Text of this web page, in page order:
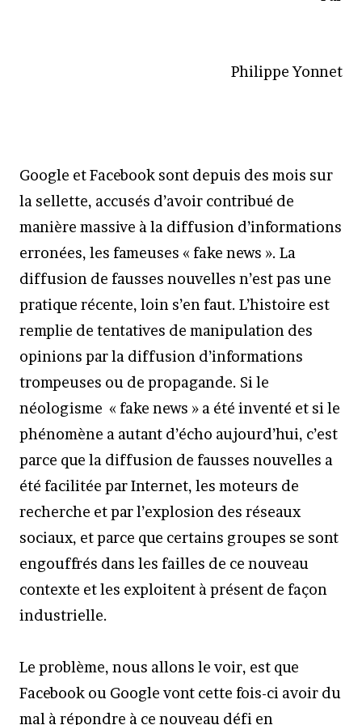
Philippe Yonnet
Google et Facebook sont depuis des mois sur
la sellette, accusés d’avoir contribué de
manière massive à la diffusion d’informations
erronées, les fameuses « fake news ». La
diffusion de fausses nouvelles n’est pas une
pratique récente, loin s’en faut. L’histoire est
remplie de tentatives de manipulation des
opinions par la diffusion d’informations
trompeuses ou de propagande. Si le
néologisme « fake news » a été inventé et si le
phénomène a autant d’écho aujourd’hui, c’est
parce que la diffusion de fausses nouvelles a
été facilitée par Internet, les moteurs de
recherche et par l’explosion des réseaux
sociaux, et parce que certains groupes se sont
engouffrés dans les failles de ce nouveau
contexte et les exploitent à présent de façon
industrielle.
Le problème, nous allons le voir, est que
Facebook ou Google vont cette fois-ci avoir du
mal à répondre à ce nouveau défi en